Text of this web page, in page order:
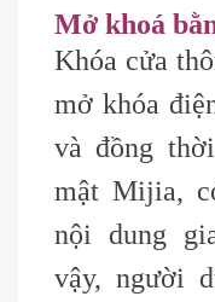
Mở khoá
Khóa cửa
mở khóa
và đồng
mật Mijia,
nội dung
vậy, người